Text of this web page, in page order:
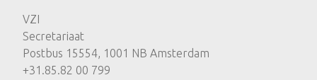
VZI
Secretariaat
Postbus 15554, 1001 NB Amsterdam
+31.85.82 00 799